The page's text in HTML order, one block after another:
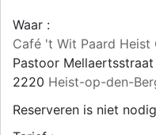
Waar :
Café 't Wit Paard Heist
Pastoor
2220 Heist-op-den-
Reserveren is niet nodig